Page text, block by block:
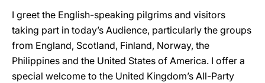
I greet the English-speaking pilgrims and visitors
taking part in today’s Audience, particularly the groups
from England, Scotland, Finland, Norway, the
Philippines and the United States of America. I offer a
special welcome to the United Kingdom’s All-Party